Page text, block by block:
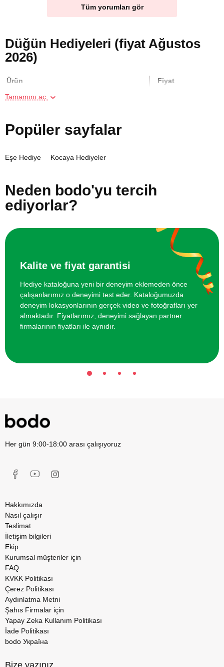
Tüm yorumları gör
Düğün Hediyeleri (fiyat Ağustos
2026)
Ürün Fiyat
İki Kişi için Resim Atölyesi
Iki kişi için Mum Yapımı Atölyesi
İki Kişi için Heykel Atölyesi
İki Kişi için Geleneksel Bali Masajı
3000 TL
Tamamını aç
Popüler sayfalar
Eşe Hediye Kocaya Hediyeler
Neden bodo'yu tercih
ediyorlar?
Kalite ve fiyat garantisi
Hediye kataloğuna yeni bir deneyim eklemeden önce
çalışanlarımız o deneyimi test eder. Kataloğumuzda
deneyim lokasyonlarının gerçek video ve fotoğrafları yer
almaktadır. Fiyatlarımız, deneyimi sağlayan partner
firmalarının fiyatları ile aynıdır.
Her gün 9:00-18:00 arası çalışıyoruz
Hakkımızda
Nasıl çalışır
Teslimat
İletişim bilgileri
Ekip
Kurumsal müşteriler için
FAQ
KVKK Politikası
Çerez Politikası
Aydınlatma Metni
Şahıs Firmalar için
Yapay Zeka Kullanım Politikası
İade Politikası
bodo Україна
Bize yazınız